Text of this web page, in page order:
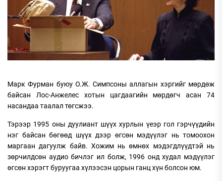
Марк Фурман буюу О.Ж. Симпсоны аллагын хэргийг мөрдөж
байсан Лос-Анжелес хотын цагдаагийн мөрдөгч асан 74
насандаа таалал төгсжээ.
Тэрээр 1995 оны дуулиант шүүх хурлын үеэр гол гэрчүүдийн
нэг байсан бөгөөд шүүх дээр өгсөн мэдүүлэг нь томоохон
маргаан дагуулж байв. Хожим нь өмнөх мэдэгдлүүдтэй нь
зөрчилдсөн аудио бичлэг ил болж, 1996 онд худал мэдүүлэг
өгсөн хэрэгт буруугаа хүлээсэн цорын ганц хүн болсон юм.